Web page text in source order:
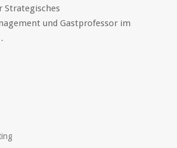
Strategisches
und Gastprofessor im